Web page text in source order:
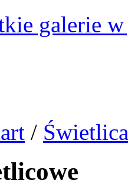
galerie
/ Świetlica